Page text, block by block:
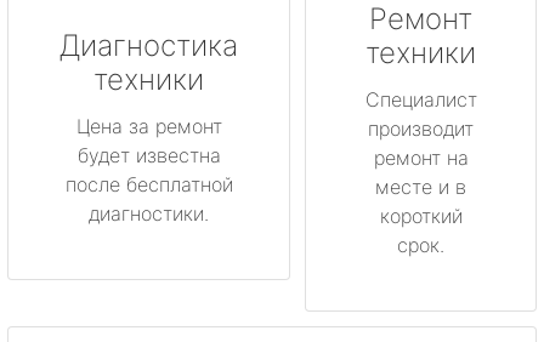
Диагностика
техники
Цена за ремонт
будет известна
после бесплатной
диагностики.
Ремонт
техники
Специалист
производит
ремонт на
месте и в
короткий
срок.